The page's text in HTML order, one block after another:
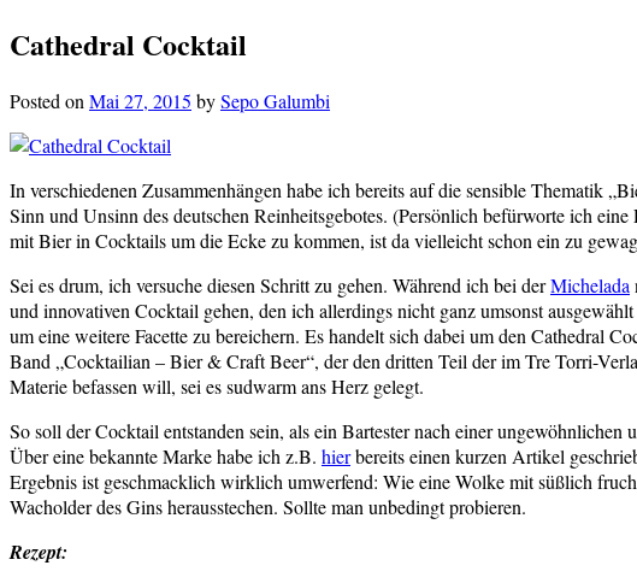
Cathedral Cocktail
Posted onMai 27, 2015 bySepo Galumbi
In verschiedenen Zusammenhängen habe ich bereits auf die sensible Thematik
Sinn und Unsinn des deutschen Reinheitsgebotes. (Persönlich befürworte ich
mit Bier in Cocktails um die Ecke zu kommen, ist da vielleicht schon ein zu
Sei es drum, ich versuche diesen Schritt zu gehen. Während ich bei derMichelada
und innovativen Cocktail gehen, den ich allerdings nicht ganz umsonst
um eine weitere Facette zu bereichern. Es handelt sich dabei um den Cathedral
Band „Cocktailian – Bier & Craft Beer“, der den dritten Teil der im Tre Torri-
Materie befassen will, sei es sudwarm ans Herz gelegt.
So soll der Cocktail entstanden sein, als ein Bartester nach einer
Über eine bekannte Marke habe ich z.B. hierbereits einen kurzen Artikel
Ergebnis ist geschmacklich wirklich umwerfend: Wie eine Wolke mit süßlich
Wacholder des Gins herausstechen. Sollte man unbedingt probieren.
Rezept: